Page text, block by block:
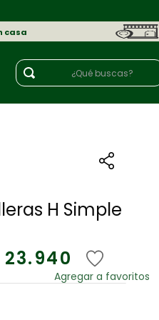
casa
¿Qué buscas?
H Simple
23.940